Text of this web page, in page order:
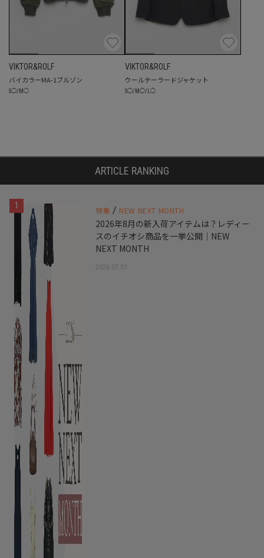
VIKTOR&ROLF
バイカラーMA-1ブルゾン
S◯/ M ◯
VIKTOR&ROLF
ウールテーラードジャケット
S◯/ M ◯/ ◯
ARTICLE RANKING
1 特集 / NEW NEXT MONTH
2026年8月の新入荷アイテムは？レディー
スのイチオシ商品を一挙公開｜NEW
NEXT MONTH
2026.07.31